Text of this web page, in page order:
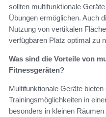
sollten multifunktionale
Übungen ermöglichen. Auch
Nutzung von vertikalen
verfügbaren Platz optimal zu
Was sind die Vorteile von
Fitnessgeräten?
Multifunktionale Geräte
Trainingsmöglichkeiten in
besonders in kleinen